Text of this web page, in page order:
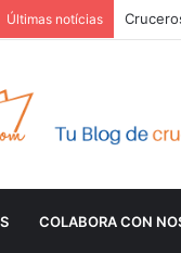
Últimas notícias
COLABORA CON